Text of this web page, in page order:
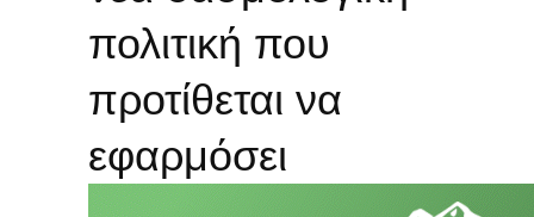
πολιτική που
προτίθεται να
εφαρμόσει